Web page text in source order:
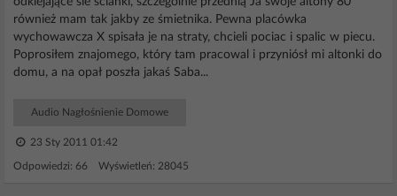
również mam tak jakby ze śmietnika. Pewna placówka
wychowawcza X spisała je na straty, chcieli pociac i spalic w piecu.
Poprosiłem znajomego, który tam pracowal i przyniósł mi altonki do
domu, a na opał poszła jakaś Saba...
Audio Nagłośnienie Domowe
23 Sty 2011 01:42
Odpowiedzi: 66 Wyświetleń: 28045